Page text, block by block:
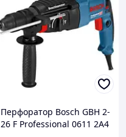
Перфоратор Bosch GBH 2-
26 F Professional 0611 2A4